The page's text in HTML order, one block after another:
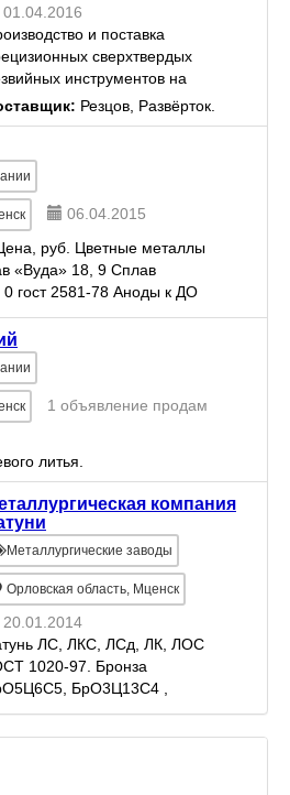
01.04.2016
и поставка
сверхтвердых
инструментов на
алмаза PCD и кубического
бора PCBN, монолитных
в том числе
Резцов, Развёрток.
06.04.2015
руб. Цветные металлы
«Вуда» 18, 9 Сплав
гост 2581-78 Аноды к ДО
1 объявление продам
литья.
компания
Металлургические заводы
Орловская область, Мценск
20.01.2014
ЛС, ЛКС, ЛСд, ЛК, ЛОС
1020-97. Бронза
БрО3Ц13С4 ,
Медь марки М2, М3.